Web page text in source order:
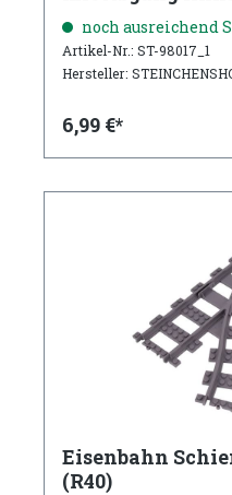
noch ausreichend
Artikel-Nr.: ST-98017_1
Hersteller:
6,99 €*
Eisenbahn
(R40)